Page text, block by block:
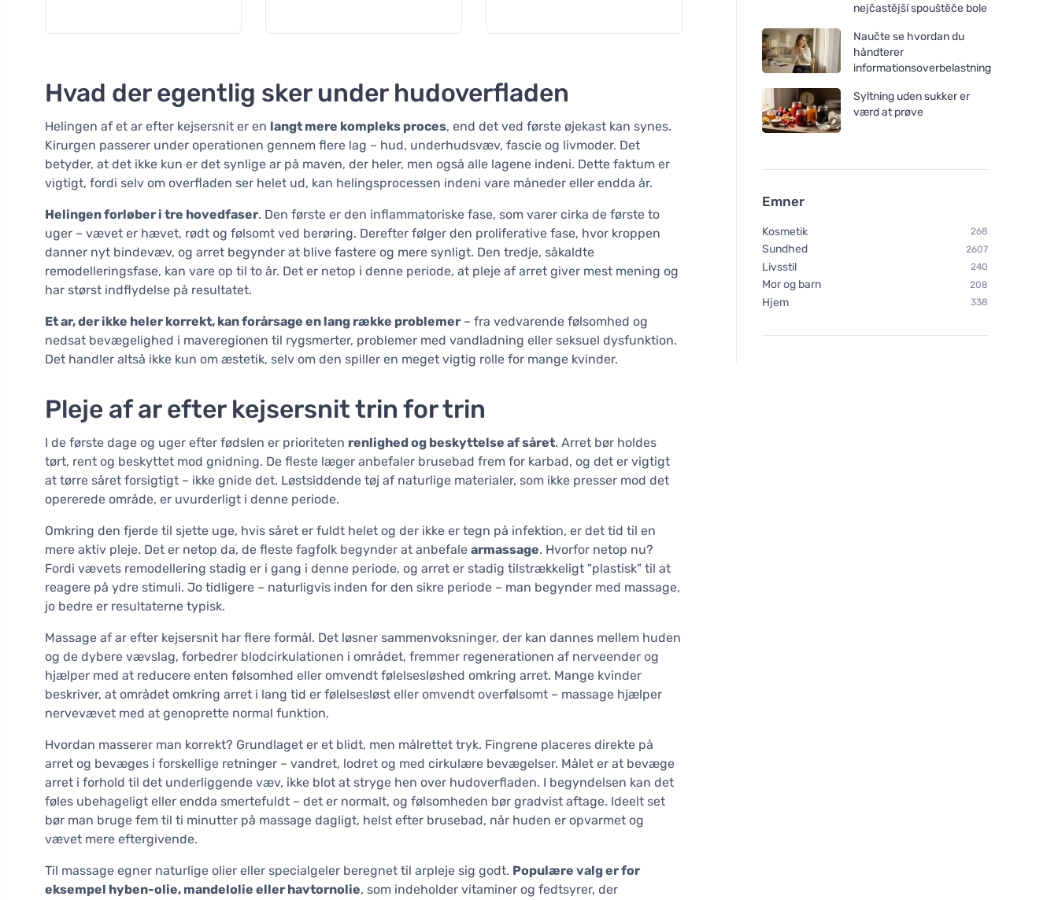
Hvad der egentlig sker under hudoverfladen
Helingen af et ar efter kejsersnit er en langt mere kompleks proces, end det ved første øjekast kan synes.
Kirurgen passerer under operationen gennem flere lag – hud, underhudsvæv, fascie og livmoder. Det
betyder, at det ikke kun er det synlige ar på maven, der heler, men også alle lagene indeni. Dette faktum er
vigtigt, fordi selv om overfladen ser helet ud, kan helingsprocessen indeni vare måneder eller endda år.
Helingen forløber i tre hovedfaser. Den første er den inflammatoriske fase, som varer cirka de første to
uger – vævet er hævet, rødt og følsomt ved berøring. Derefter følger den proliferative fase, hvor kroppen
danner nyt bindevæv, og arret begynder at blive fastere og mere synligt. Den tredje, såkaldte
remodelleringsfase, kan vare op til to år. Det er netop i denne periode, at pleje af arret giver mest mening og
har størst indflydelse på resultatet.
Et ar, der ikke heler korrekt, kan forårsage en lang række problemer – fra vedvarende følsomhed og
nedsat bevægelighed i maveregionen til rygsmerter, problemer med vandladning eller seksuel dysfunktion.
Det handler altså ikke kun om æstetik, selv om den spiller en meget vigtig rolle for mange kvinder.
Pleje af ar efter kejsersnit trin for trin
I de første dage og uger efter fødslen er prioriteten renlighed og beskyttelse af såret. Arret bør holdes
tørt, rent og beskyttet mod gnidning. De fleste læger anbefaler brusebad frem for karbad, og det er vigtigt
at tørre såret forsigtigt – ikke gnide det. Løstsiddende tøj af naturlige materialer, som ikke presser mod det
opererede område, er uvurderligt i denne periode.
Omkring den fjerde til sjette uge, hvis såret er fuldt helet og der ikke er tegn på infektion, er det tid til en
mere aktiv pleje. Det er netop da, de fleste fagfolk begynder at anbefale armassage. Hvorfor netop nu?
Fordi vævets remodellering stadig er i gang i denne periode, og arret er stadig tilstrækkeligt "plastisk" til at
reagere på ydre stimuli. Jo tidligere – naturligvis inden for den sikre periode – man begynder med massage,
jo bedre er resultaterne typisk.
Massage af ar efter kejsersnit har flere formål. Det løsner sammenvoksninger, der kan dannes mellem huden
og de dybere vævslag, forbedrer blodcirkulationen i området, fremmer regenerationen af nerveender og
hjælper med at reducere enten følsomhed eller omvendt følelsesløshed omkring arret. Mange kvinder
beskriver, at området omkring arret i lang tid er følelsesløst eller omvendt overfølsomt – massage hjælper
nervevævet med at genoprette normal funktion.
Hvordan masserer man korrekt? Grundlaget er et blidt, men målrettet tryk. Fingrene placeres direkte på
arret og bevæges i forskellige retninger – vandret, lodret og med cirkulære bevægelser. Målet er at bevæge
arret i forhold til det underliggende væv, ikke blot at stryge hen over hudoverfladen. I begyndelsen kan det
føles ubehageligt eller endda smertefuldt – det er normalt, og følsomheden bør gradvist aftage. Ideelt set
bør man bruge fem til ti minutter på massage dagligt, helst efter brusebad, når huden er opvarmet og
vævet mere eftergivende.
Til massage egner naturlige olier eller specialgeler beregnet til arpleje sig godt. Populære valg er for
eksempel hyben-olie, mandelolie eller havtornolie, som indeholder vitaminer og fedtsyrer, der
nejčastější spouštěče bole
Naučte se hvordan du
håndterer
informationsoverbelastning
Syltning uden sukker er
værd at prøve
Emner
Kosmetik 268
Sundhed 2607
Livsstil 240
Mor og barn 208
Hjem 338